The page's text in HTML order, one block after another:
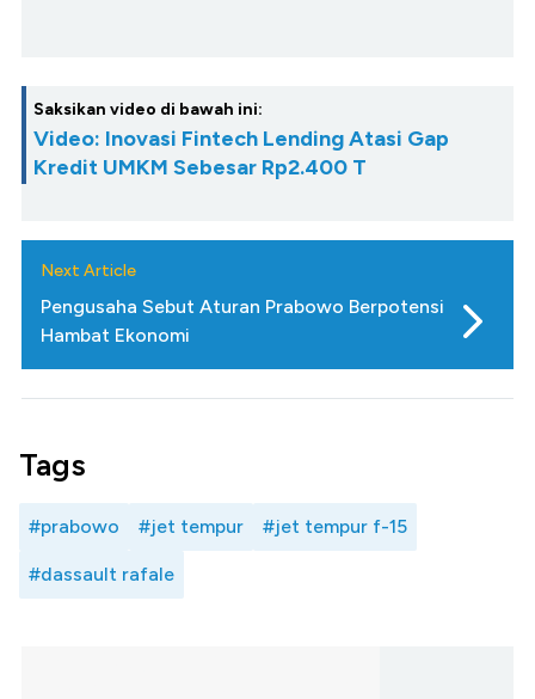
Saksikan video di bawah ini:
Video: Inovasi Fintech Lending Atasi Gap
Kredit UMKM Sebesar Rp2.400 T
Next Article
Pengusaha Sebut Aturan Prabowo Berpotensi
Hambat Ekonomi
Tags
#prabowo #jet tempur #jet tempur f-15
#dassault rafale